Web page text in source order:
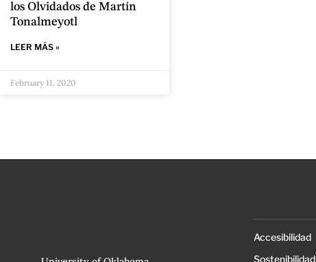
los Olvidados de Martín
Tonalmeyotl
LEER MÁS »
February 11, 2020
Accesibilidad
Sostenibilidad